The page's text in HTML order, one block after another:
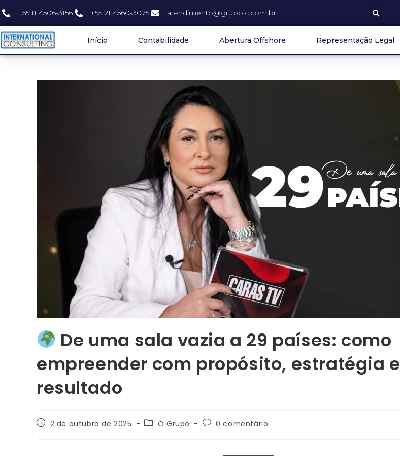
+55 11 4506-3156 +55 21 4560-3075 atendimento@grupoic.com.br
Início Contabilidade Abertura Offshore Representação Legal
De uma sala vazia a 29 países: como
empreender com propósito, estratégia e
resultado
2 de outubro de 2025 O Grupo 0 comentário